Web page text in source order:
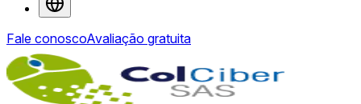
Fale conoscoAvaliação gratuita